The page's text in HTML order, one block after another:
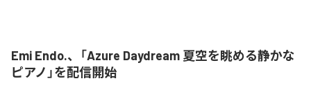
Emi Endo.、「Azure Daydream 夏空を眺める静かな
ピアノ」を配信開始